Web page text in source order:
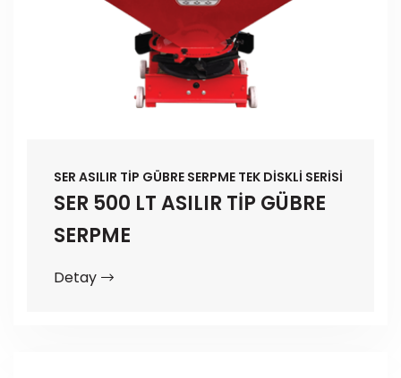
SER ASILIR TİP GÜBRE SERPME TEK DİSKLİ SERİSİ
SER 500 LT ASILIR TİP GÜBRE
SERPME
Detay